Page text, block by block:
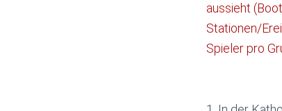
aussieht
Stationen/
Spieler pro